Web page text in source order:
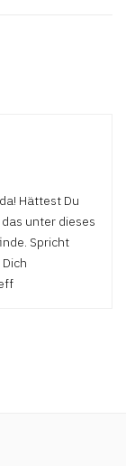
Hättest Du
unter dieses
Spricht